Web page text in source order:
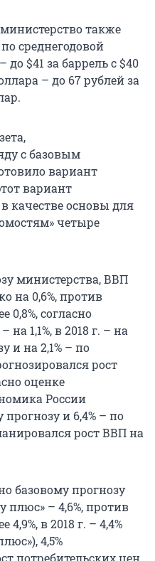
также
среднегодовой
до $41 за баррель с $40
– до 67 рублей за
с базовым
вариант
вариант
качестве основы для
четыре
министерства, ВВП
на 0,6%, против
0,8%, согласно
1,1%, в 2018 г. – на
и на 2,1% – по
рост
оценке
России
прогнозу и 6,4% – по
рост ВВП на
базовому прогнозу
плюс» – 4,6%, против
в 2018 г. – 4,4%
4,5%
потребительских цен